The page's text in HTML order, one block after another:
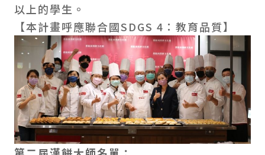
以上的學生。
【本計畫呼應聯合國SDGS 4：教育品質】